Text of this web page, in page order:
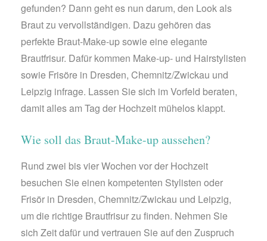
gefunden? Dann geht es nun darum, den Look als
Braut zu vervollständigen. Dazu gehören das
perfekte Braut-Make-up sowie eine elegante
Brautfrisur. Dafür kommen Make-up- und Hairstylisten
sowie Frisöre in Dresden, Chemnitz/Zwickau und
Leipzig infrage. Lassen Sie sich im Vorfeld beraten,
damit alles am Tag der Hochzeit mühelos klappt.
Wie soll das Braut-Make-up aussehen?
Rund zwei bis vier Wochen vor der Hochzeit
besuchen Sie einen kompetenten Stylisten oder
Frisör in Dresden, Chemnitz/Zwickau und Leipzig,
um die richtige Brautfrisur zu finden. Nehmen Sie
sich Zeit dafür und vertrauen Sie auf den Zuspruch